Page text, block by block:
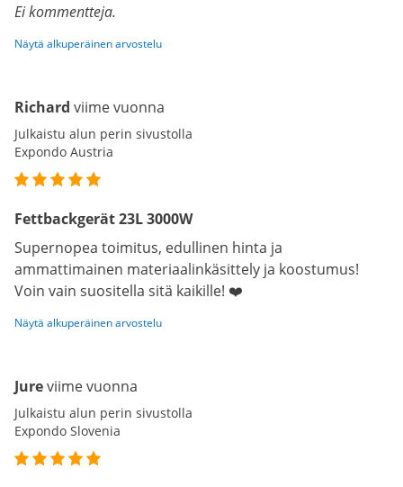
Ei kommentteja.
Näytä alkuperäinen arvostelu
Richard viime vuonna
Julkaistu alun perin sivustolla
Expondo Austria
Fettbackgerät 23L 3000W
Supernopea toimitus, edullinen hinta ja
ammattimainen materiaalinkäsittely ja koostumus!
Voin vain suositella sitä kaikille! ❤️
Näytä alkuperäinen arvostelu
Jureviime vuonna
Julkaistu alun perin sivustolla
Expondo Slovenia